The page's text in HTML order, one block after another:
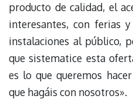
producto de calidad, el
interesantes, con ferias
instalaciones al público,
que sistematice esta
es lo que queremos
que hagáis con nosotros».